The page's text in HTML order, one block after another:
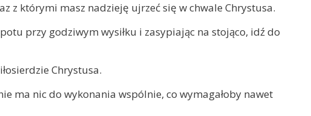
z którymi masz nadzieję ujrzeć się w chwale Chrystusa.
przy godziwym wysiłku i zasypiając na stojąco, idź do
Chrystusa.
ma nic do wykonania wspólnie, co wymagałoby nawet